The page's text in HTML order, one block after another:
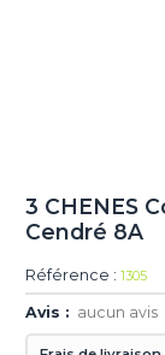
3 CHENES
Cendré 8A
Référence : 1305
Avis : aucun avis